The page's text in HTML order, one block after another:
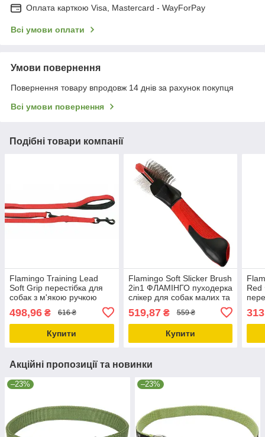
Оплата карткою Visa, Mastercard - WayForPay
Всі умови оплати
Умови повернення
Повернення товару впродовж 14 днів за рахунок покупця
Всі умови повернення
Подібні товари компанії
Flamingo Training Lead
Soft Grip перестібка для
собак з м'якою ручкою
Червоно-чорний | 2 м 20
мм
498,96 ₴ 616 ₴
Купити
Flamingo Soft Slicker Brush
2in1 ФЛАМІНГО пуходерка
слікер для собак малих та
середніх порід 2в1 м'яка
519,87₴ 559 ₴
Купити
Red
2 м
Акційні пропозиції та новинки
–23% –23%